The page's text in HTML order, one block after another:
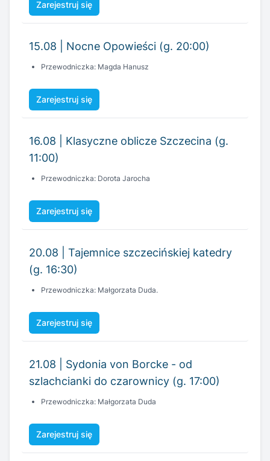
Przewodniczka: Magda Hanusz
Zarejestruj się
11:00)
Zarejestruj się
(g. 16:30)
Zarejestruj się
szlachcianki do czarownicy (g. 17:00)
Zarejestruj się
Zadumy (g. 11:00)